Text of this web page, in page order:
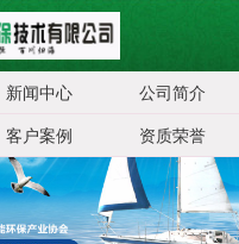
新闻中心
公司简介
客户案例 资质荣誉